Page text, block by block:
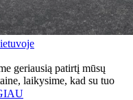
geriausią patirtį mūsų
laikysime, kad su tuo